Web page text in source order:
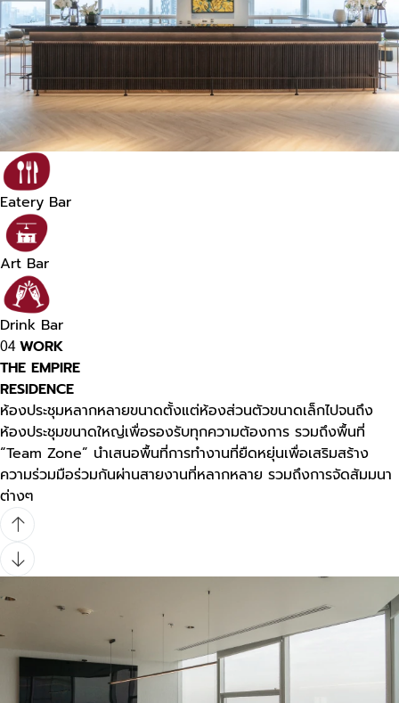
Eatery Bar
Art Bar
Drink Bar
04WORK
THE EMPIRE
RESIDENCE
ห้องประชุมหลากหลายขนาดตั้งแต่ห้องส่วนตัวขนาดเล็กไปจนถึง
ห้องประชุมขนาดใหญ่เพื่อรองรับทุกความต้องการ รวมถึงพื้นที่
“Team Zone” นำเสนอพื้นที่การทำงานที่ยืดหยุ่นเพื่อเสริมสร้าง
ความร่วมมือร่วมกันผ่านสายงานที่หลากหลาย รวมถึงการจัดสัมมนา
ต่างๆ